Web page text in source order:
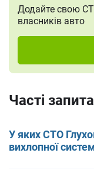
Додайте свою
власників авто
Часті
У яких СТО
вихлопної